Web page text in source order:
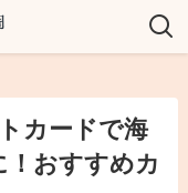
カードで海
！おすすめカ